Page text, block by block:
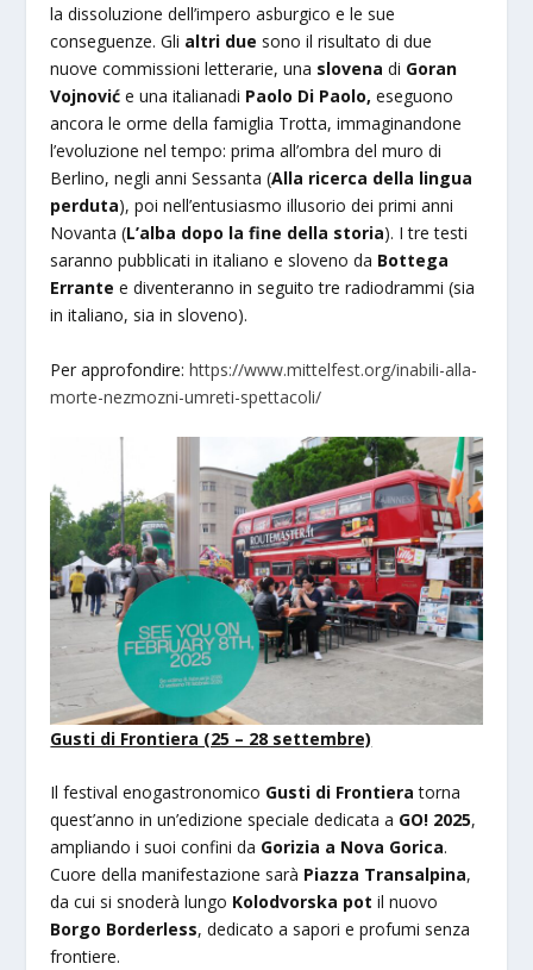
la dissoluzione dell’impero asburgico e le sue
conseguenze. Gli altri due sono il risultato di due
nuove commissioni letterarie, una slovena di Goran
Vojnović e una italianadi Paolo Di Paolo,eseguono
ancora le orme della famiglia Trotta, immaginandone
l’evoluzione nel tempo: prima all’ombra del muro di
Berlino, negli anni Sessanta (Alla ricerca della lingua
perduta), poi nell’entusiasmo illusorio dei primi anni
Novanta (L’alba dopo la fine della storia). I tre testi
saranno pubblicati in italiano e sloveno da Bottega
Errante e diventeranno in seguito tre radiodrammi (sia
in italiano, sia in sloveno).
Per approfondire:https://www.mittelfest.org/inabili-alla-
morte-nezmozni-umreti-spettacoli/
Gusti di Frontiera (25 – 28 settembre)
Il festival enogastronomico Gusti di Frontiera torna
quest’anno in un’edizione speciale dedicata a GO! 2025,
ampliando i suoi confini da Gorizia a Nova Gorica.
Cuore della manifestazione sarà Piazza Transalpina,
da cui si snoderà lungo Kolodvorska pot il nuovo
Borgo Borderless, dedicato a sapori e profumi senza
frontiere.